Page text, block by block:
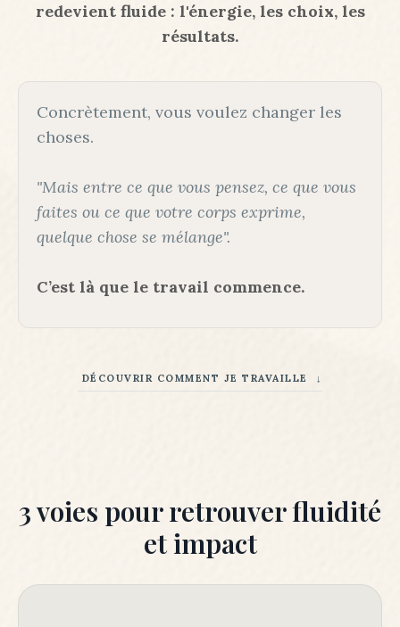
redevient fluide : l'énergie, les choix, les
résultats.
Concrètement, vous voulez changer les
choses.
"Mais entre ce que vous pensez, ce que vous
faites ou ce que votre corps exprime,
quelque chose se mélange".
C’est là que le travail commence.
DÉCOUVRIR COMMENT JE TRAVAILLE ↓
3 voies pour retrouver fluidité
et impact